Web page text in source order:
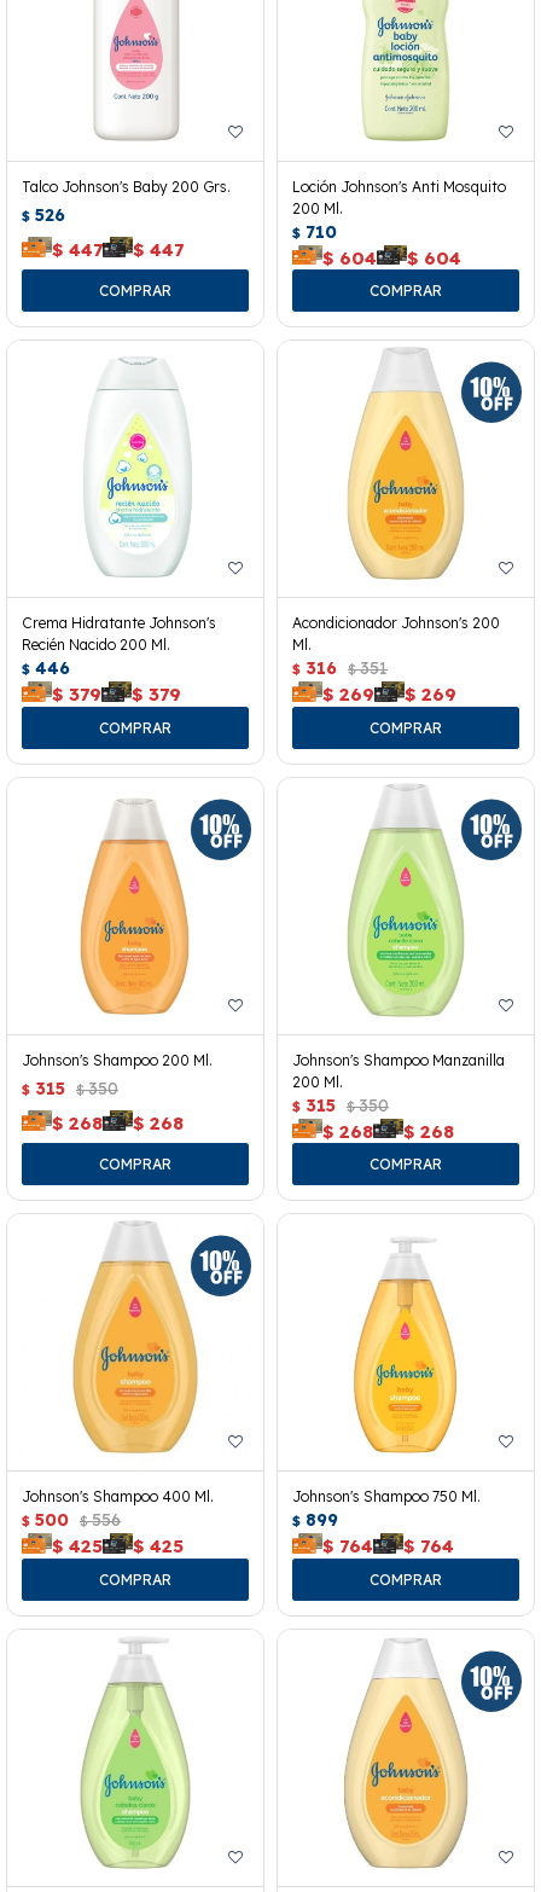
Talco Johnson's Baby 200 Grs.
$ 526
$ 447 $ 447
Loción Johnson's Anti Mosquito
200 Ml.
$ 710
$ 604 $ 604
Crema Hidratante Johnson's
Recién Nacido 200 Ml.
$ 446
$ 379 $ 379
Acondicionador Johnson's 200
Ml.
$ 316 $ 351
$ 269 $ 269
Johnson's Shampoo 200 Ml.
$ 315 $ 350
$ 268 $ 268
Johnson's Shampoo Manzanilla
200 Ml.
$ 315 $ 350
$ 268 $ 268
Johnson's Shampoo 400 Ml.
$ 500 $ 556
$ 425 $ 425
Johnson's Shampoo 750 Ml.
$ 899
$ 764 $ 764